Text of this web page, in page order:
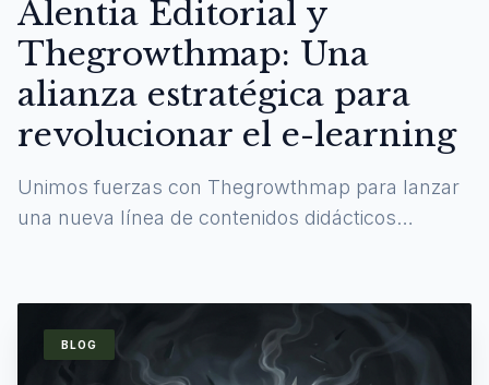
Alentia Editorial y
Thegrowthmap: Una
alianza estratégica para
revolucionar el e-learning
Unimos fuerzas con Thegrowthmap para lanzar
una nueva línea de contenidos didácticos
BLOG